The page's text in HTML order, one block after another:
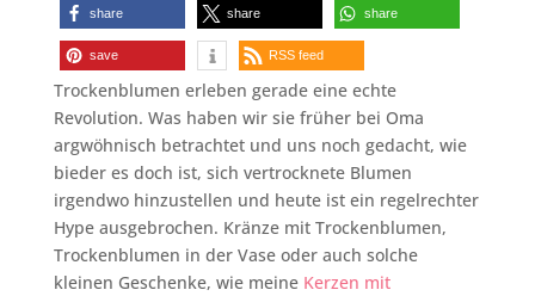
share share share
save RSS feed
Trockenblumen erleben gerade eine echte
Revolution. Was haben wir sie früher bei Oma
argwöhnisch betrachtet und uns noch gedacht, wie
bieder es doch ist, sich vertrocknete Blumen
irgendwo hinzustellen und heute ist ein regelrechter
Hype ausgebrochen. Kränze mit Trockenblumen,
Trockenblumen in der Vase oder auch solche
kleinen Geschenke, wie meine Kerzen mit